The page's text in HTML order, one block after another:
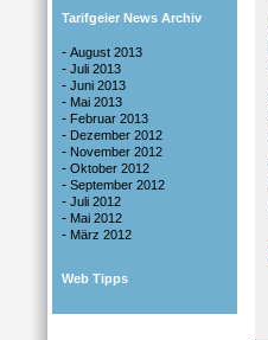
Tarifgeier News Archiv
- August 2013
- Juli 2013
- Juni 2013
- Mai 2013
- Februar 2013
- Dezember 2012
- November 2012
- Oktober 2012
- September 2012
- Juli 2012
- Mai 2012
- März 2012
Web Tipps